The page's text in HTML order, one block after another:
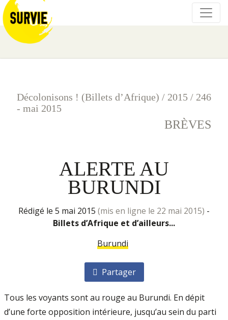
Décolonisons ! (Billets d’Afrique) / 2015 / 246
- mai 2015
BRÈVES
ALERTE AU
BURUNDI
rédigé le 5 mai 2015 (mis en ligne le 22 mai 2015) -
Billets d’Afrique et d’ailleurs...
Burundi
Partager
Tous les voyants sont au rouge au Burundi. En dépit
d’une forte opposition intérieure, jusqu’au sein du parti